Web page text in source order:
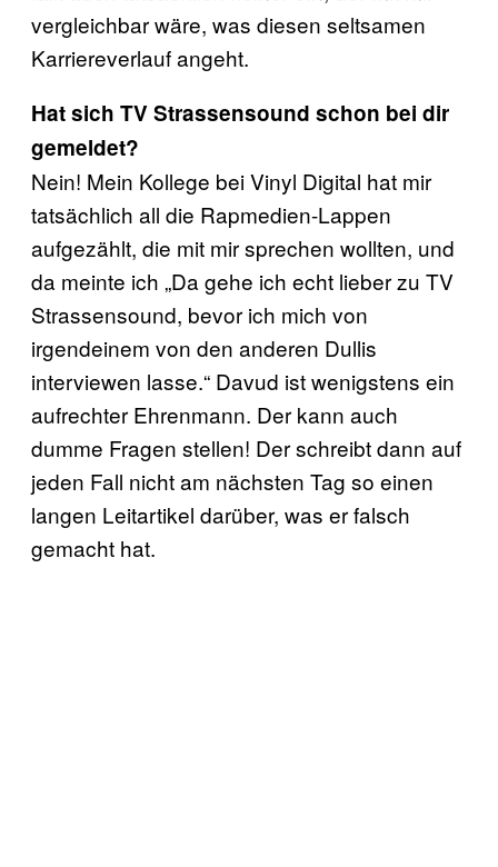
vergleichbar wäre, was diesen seltsamen
Karriereverlauf angeht.
Hat sich TV Strassensound schon bei dir
gemeldet?
Nein! Mein Kollege bei Vinyl Digital hat mir
tatsächlich all die Rapmedien-Lappen
aufgezählt, die mit mir sprechen wollten, und
da meinte ich „Da gehe ich echt lieber zu TV
Strassensound, bevor ich mich von
irgendeinem von den anderen Dullis
interviewen lasse.“ Davud ist wenigstens ein
aufrechter Ehrenmann. Der kann auch
dumme Fragen stellen! Der schreibt dann auf
jeden Fall nicht am nächsten Tag so einen
langen Leitartikel darüber, was er falsch
gemacht hat.